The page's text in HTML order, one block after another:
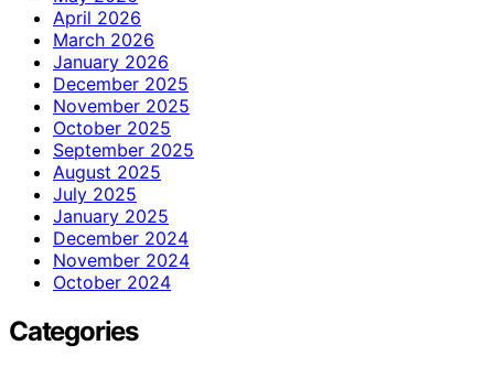
April 2026
March 2026
January 2026
December 2025
November 2025
October 2025
September 2025
August 2025
July 2025
January 2025
December 2024
November 2024
October 2024
Categories